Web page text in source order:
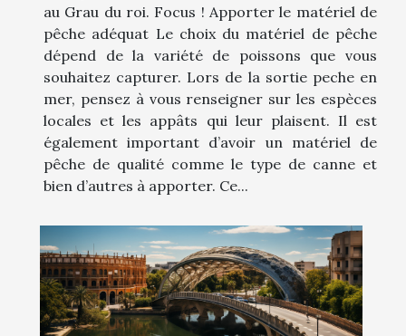
au Grau du roi. Focus ! Apporter le matériel de
pêche adéquat Le choix du matériel de pêche
dépend de la variété de poissons que vous
souhaitez capturer. Lors de la sortie peche en
mer, pensez à vous renseigner sur les espèces
locales et les appâts qui leur plaisent. Il est
également important d’avoir un matériel de
pêche de qualité comme le type de canne et
bien d’autres à apporter. Ce...